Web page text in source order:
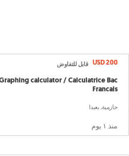
USD 200 قابل للتفاوض
calculator / Calculatrice Bac
Francais
حازمية, بعبدا
منذ ١ يوم